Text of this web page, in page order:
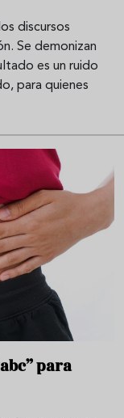
discursos
Se demonizan
es un ruido
para quienes
para